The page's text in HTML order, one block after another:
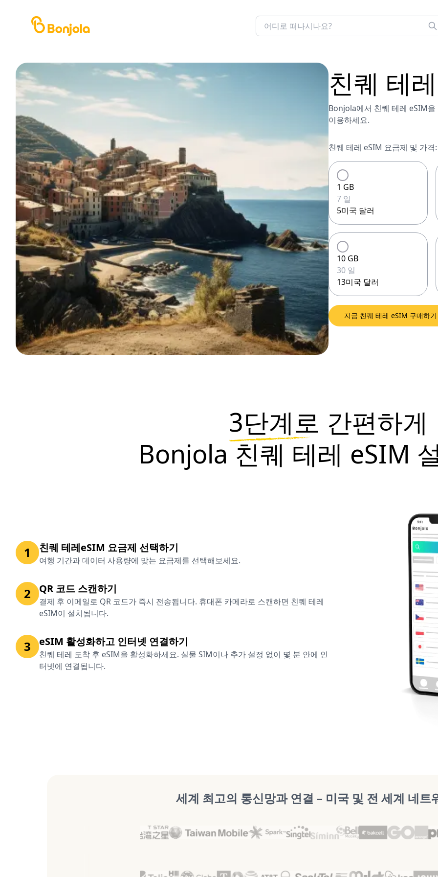
친퀘 테레
Bonjola에서 친퀘 테레 eSIM
이용하세요.
친퀘 테레 eSIM 요금제 및 가격:
1 GB
7 일
5미국 달러
10 GB
30 일
13미국 달러
지금 친퀘 테레 eSIM 구매하기
3단계로 간편하게
Bonjola 친퀘 테레 eSIM
1 친퀘 테레eSIM 요금제 선택하기
여행 기간과 데이터 사용량에 맞는 요금제를 선택해보세요.
2 QR 코드 스캔하기
결제 후 이메일로 QR 코드가 즉시 전송됩니다. 휴대폰 카메라로 스캔하면 친퀘 테레
eSIM이 설치됩니다.
3 eSIM 활성화하고 인터넷 연결하기
친퀘 테레 도착 후 eSIM을 활성화하세요. 실물 SIM이나 추가 설정 없이 몇 분 안에 인
터넷에 연결됩니다.
세계 최고의 통신망과 연결 – 미국 및 전 세계 네트